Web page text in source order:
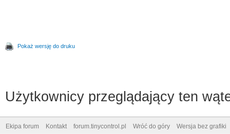
Pokaż wersję do druku
Użytkownicy przeglądający ten
Ekipa forum Kontakt forum.tinycontrol.pl Wróć do góry Wersja bez grafiki